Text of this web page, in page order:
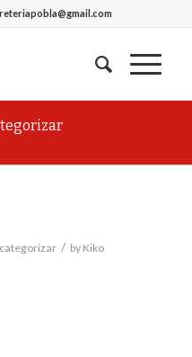
categorizar / by Kiko